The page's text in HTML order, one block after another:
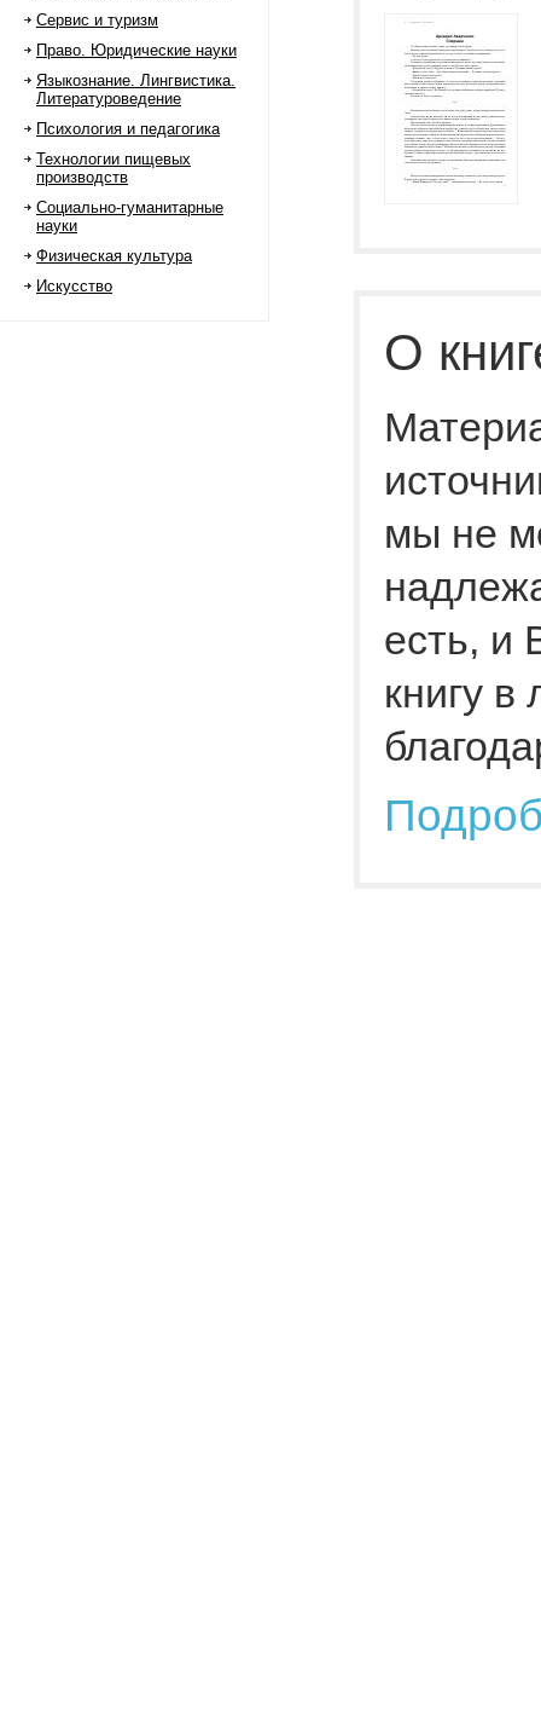
Сервис и туризм
Право. Юридические науки
Языкознание. Лингвистика.
Литературоведение
Психология и педагогика
Технологии пищевых
производств
Социально-гуманитарные
науки
Физическая культура
Искусство
О
мы не
есть, и
книгу